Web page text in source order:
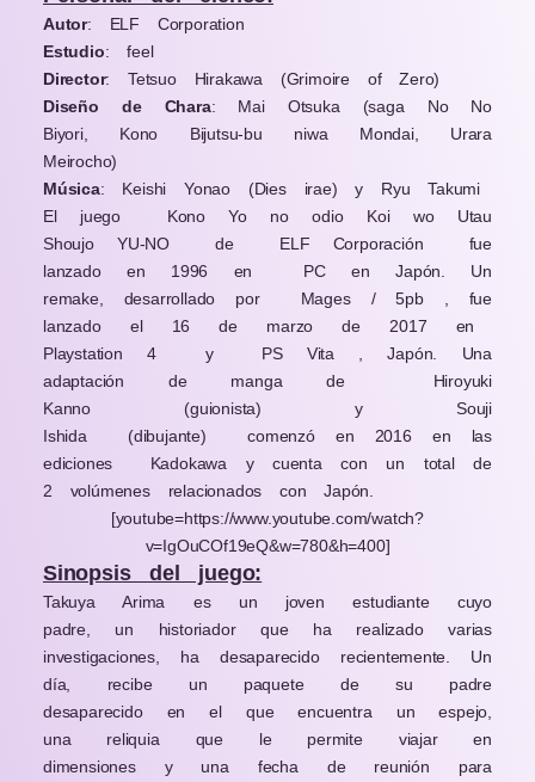
Autor: ELF Corporation
Estudio: feel
Director:
Tetsuo Hirakawa (Grimoire of Zero)
Diseño de Chara:
Mai Otsuka (saga No No
Biyori, Kono Bijutsu-bu niwa Mondai, Urara
Meirocho)
Música:
Keishi Yonao (Dies irae) y Ryu Takumi
El juego
Kono Yo no odio Koi wo Utau
Shoujo YU-NO
de ELF Corporación
fue
lanzado en 1996 en
PC en Japón. Un
remake, desarrollado por
Mages / 5pb , fue
lanzado el 16 de marzo de 2017 en
Playstation 4
y
PS Vita , Japón. Una
adaptación de manga de
Hiroyuki
Kanno
(guionista) y
Souji
Ishida
(dibujante)
comenzó en 2016 en las
ediciones
Kadokawa y cuenta con un total de
2 volúmenes relacionados con Japón.
[youtube=https://www.youtube.com/watch?
v=IgOuCOf19eQ&w=780&h=400]
Sinopsis del juego:
Takuya Arima
es un joven estudiante cuyo
padre, un historiador que ha realizado varias
investigaciones, ha desaparecido recientemente. Un
día, recibe un paquete de su padre
desaparecido en el que encuentra un espejo,
una reliquia que le permite viajar en
dimensiones y una fecha de reunión para